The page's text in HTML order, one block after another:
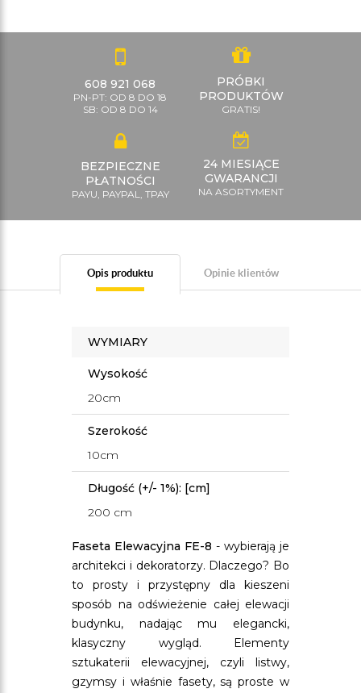
608 921 068
PN-PT: OD 8 DO 18
SB: OD 8 DO 14
PRÓBKI
PRODUKTÓW
GRATIS!
BEZPIECZNE
PŁATNOŚCI
PAYU, PAYPAL, TPAY
24 MIESIĄCE
GWARANCJI
NA ASORTYMENT
Opis produktu Opinie klientów
WYMIARY
Wysokość
20cm
Szerokość
10cm
Długość (+/- 1%): [cm]
200 cm
Faseta Elewacyjna FE-8 - wybierają je
architekci i dekoratorzy. Dlaczego? Bo
to prosty i przystępny dla kieszeni
sposób na odświeżenie całej elewacji
budynku, nadając mu elegancki,
klasyczny wygląd. Elementy
sztukaterii elewacyjnej, czyli listwy,
gzymsy i właśnie fasety, są proste w